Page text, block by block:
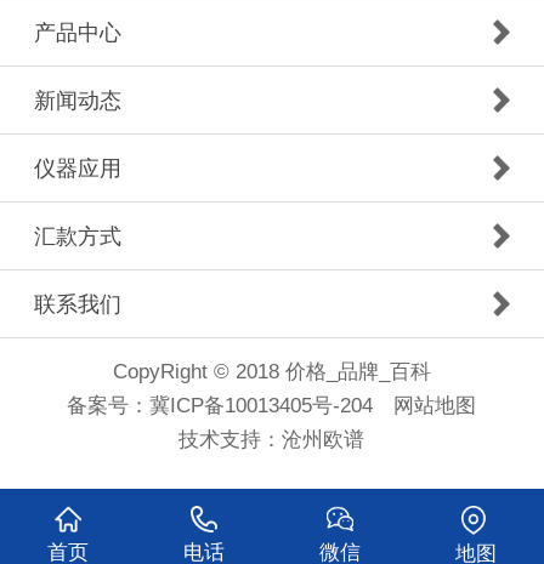
产品中心
新闻动态
仪器应用
汇款方式
联系我们
CopyRight © 2018 价格_品牌_百科
备案号：冀ICP备10013405号-204
网站地图
技术支持：沧州欧谱
首页 电话 微信 地图